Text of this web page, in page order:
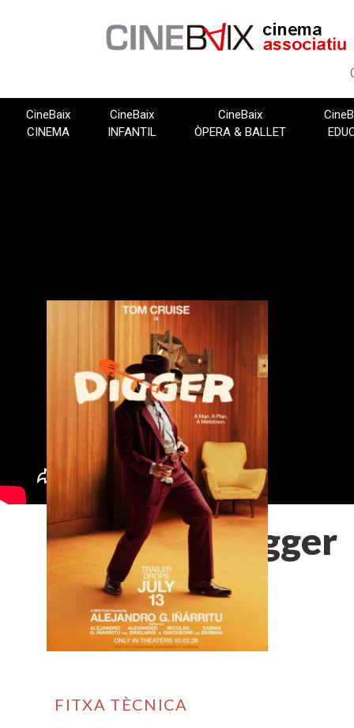
CineBaix
CINEMA
CineBaix
INFANTIL
CineBaix
ÒPERA & BALLET
Digger
FITXA TÈCNICA